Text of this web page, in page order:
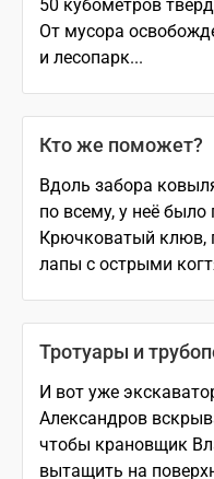
50 кубометров
От мусора
и лесопарк...
Кто же поможет?
Вдоль забора
по всему, у неё
Крючковатый клюв,
лапы с острыми
Тротуары и
И вот уже
Александров
чтобы крановщик
вытащить на